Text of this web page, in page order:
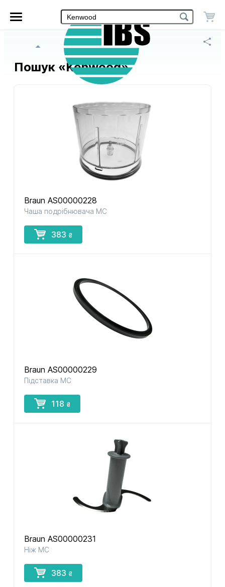
Інтернет-
магазин
меню
Головна сторінка
Пошук «Kenwood»
Braun AS00000228
Чаша подрібнювача МС
383 ₴
Braun AS00000229
Підставка MC
118 ₴
Braun AS00000231
Ніж МС
383 ₴